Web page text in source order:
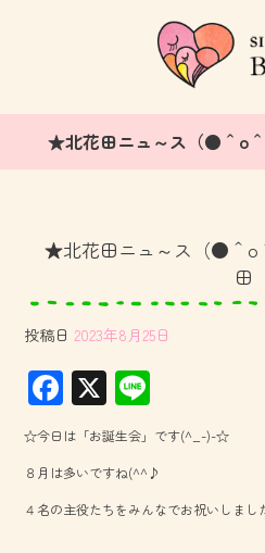
★北花田ニュ～ス（●＾o
★北花田ニュ～ス（●＾o
田
投稿日 2023年8月25日
F
ac
e
b
o
X
ne
☆今日は「お誕生会」です(^_-)-☆
８月は多いですね(^^♪
４名の主役たちをみんなでお祝いしまし